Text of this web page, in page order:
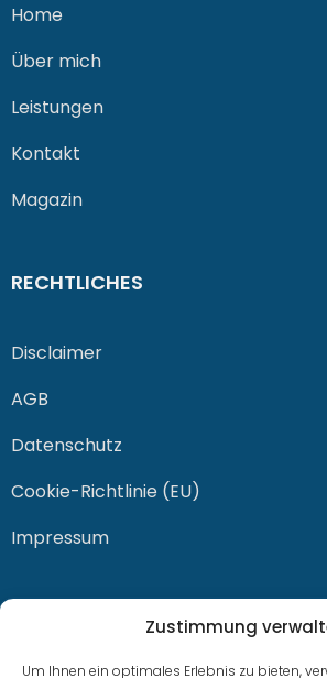
Zustimmung
Um Ihnen ein optimales Erlebnis zu bieten,
Home
Über mich
Leistungen
Kontakt
Magazin
RECHTLICHES
Disclaimer
AGB
Datenschutz
Cookie-Richtlinie (EU)
Impressum